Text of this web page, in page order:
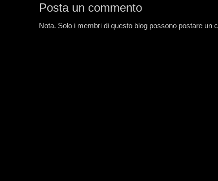
Posta un commento
Nota. Solo i membri di questo blog possono postare un